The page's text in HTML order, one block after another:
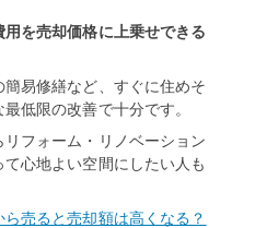
を売却価格に上乗せできる
易修繕など、すぐに住めそ
低限の改善で十分です。
フォーム・リノベーション
心地よい空間にしたい人も
売ると売却額は高くなる？